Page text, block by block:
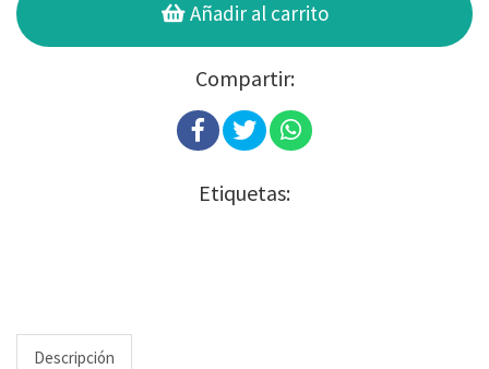
Añadir al carrito
Compartir:
Etiquetas:
Descripción